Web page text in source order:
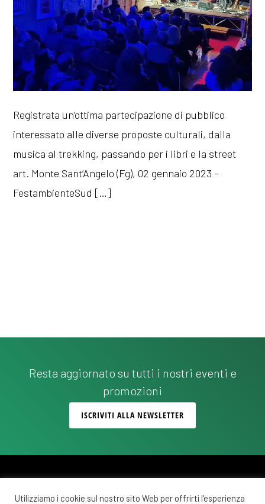
Registrata un’ottima partecipazione di pubblico
interessato alle diverse proposte culturali, dalla
musica al trekking, passando per i libri e la street
art. Monte Sant’Angelo (Fg), 02 gennaio 2023 –
FestambienteSud […]
Resta aggiornato su tutti i nostri eventi e
promozioni
ISCRIVITI ALLA NEWSLETTER
Utilizziamo i cookie sul nostro sito Web per offrirti l'esperienza